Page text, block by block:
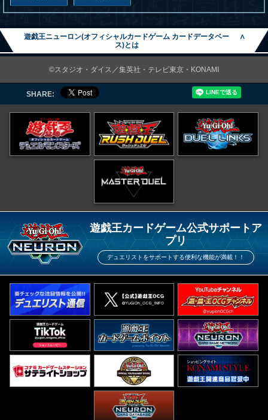
遊戯王ニューロン(オフィシャルカードゲーム カードデータベー
ス)とは
∧
©スタジオ・ダイス／集英社・テレビ東京・KONAMI
SHARE:
遊戯王カードゲーム公式サポートア
プリ
デュエリストをサポートする便利な機能が満載！！